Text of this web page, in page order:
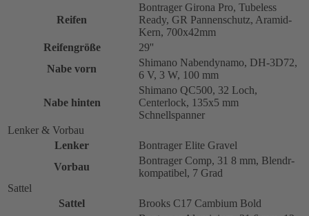
Reifen
Bontrager Girona Pro, Tubeless
Ready, GR Pannenschutz, Aramid-
Kern, 700x42mm
Reifengröße
29''
Nabe vorn
Shimano Nabendynamo, DH-3D72,
6 V, 3 W, 100 mm
Nabe hinten
Shimano QC500, 32 Loch,
Centerlock, 135x5 mm
Schnellspanner
Lenker & Vorbau
Lenker
Bontrager Elite Gravel
Vorbau
Bontrager Comp, 31 8 mm, Blendr-
kompatibel, 7 Grad
Sattel
Sattel
Brooks C17 Cambium Bold